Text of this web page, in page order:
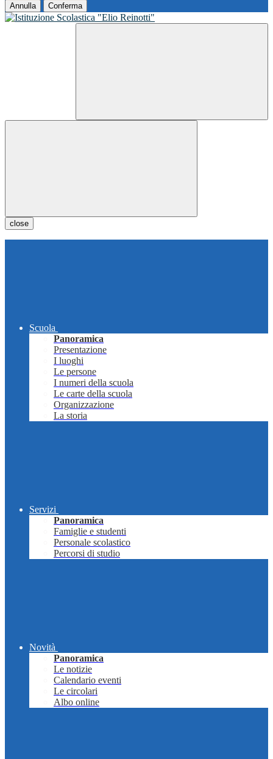
Annulla Conferma
close
Scuola
Panoramica
Presentazione
I luoghi
Le persone
I numeri della scuola
Le carte della scuola
Organizzazione
La storia
Servizi
Panoramica
Famiglie e studenti
Personale scolastico
Percorsi di studio
Novità
Panoramica
Le notizie
Calendario eventi
Le circolari
Albo online